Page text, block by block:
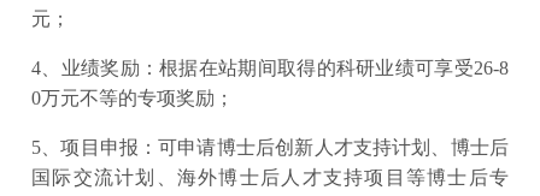
元；
4、业绩奖励：根据在站期间取得的科研业绩可享受26-8
0万元不等的专项奖励；
5、项目申报：可申请博士后创新人才支持计划、博士后
国际交流计划、海外博士后人才支持项目等博士后专